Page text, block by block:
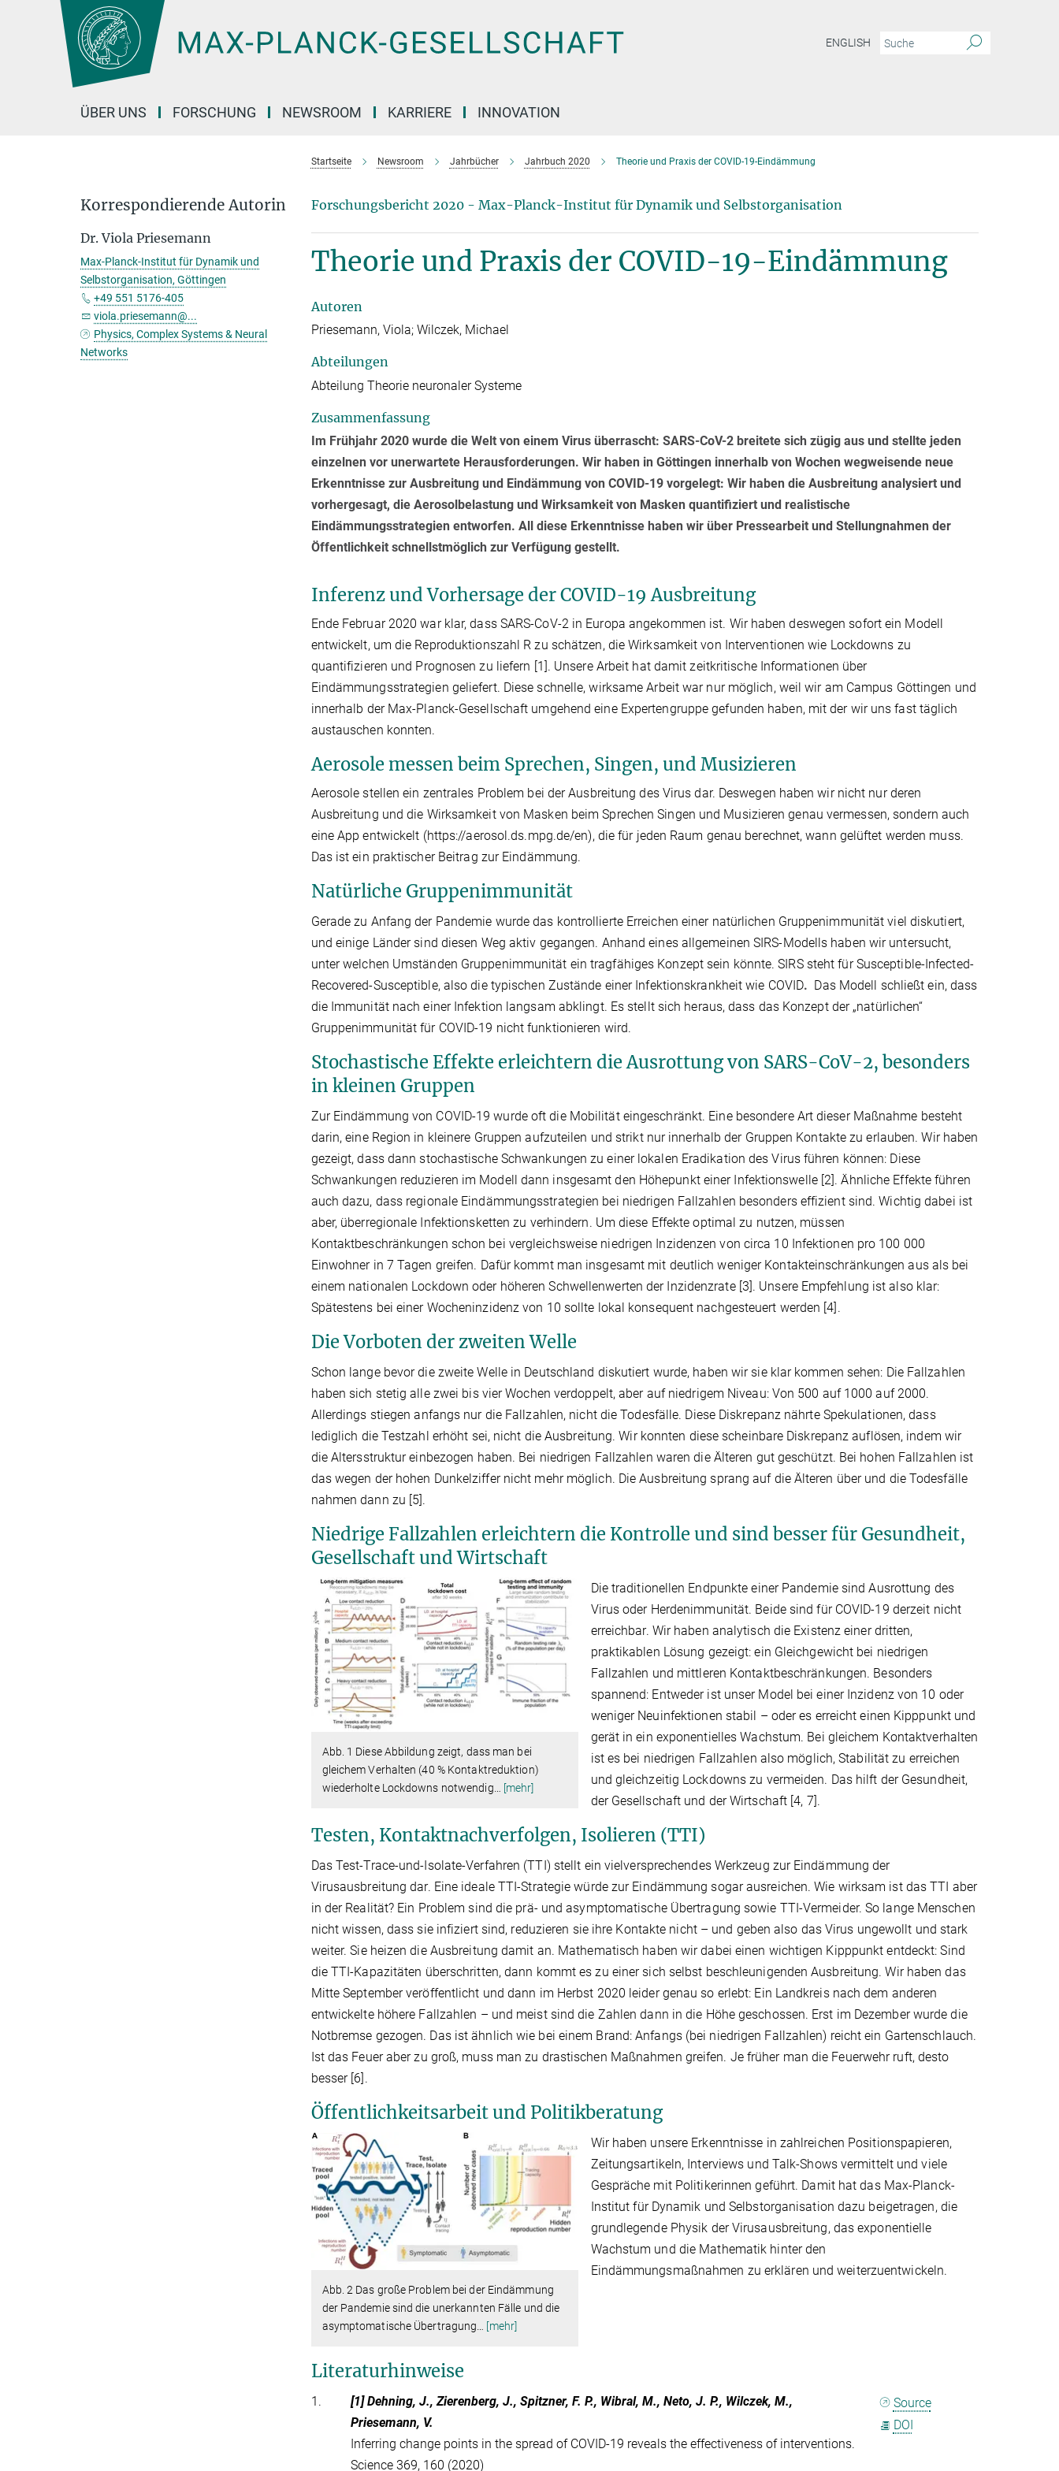
Hauptinhalt
ENGLISH
ÜBER UNS FORSCHUNG NEWSROOM KARRIERE INNOVATION
Startseite Newsroom Jahrbücher Jahrbuch 2020 Theorie und Praxis der COVID-19-Eindämmung
Forschungsbericht 2020 - Max-Planck-Institut für Dynamik und Selbstorganisation
Theorie und Praxis der COVID-19-Eindämmung
Autoren
Priesemann, Viola; Wilczek, Michael
Abteilungen
Abteilung Theorie neuronaler Systeme
Zusammenfassung
Im Frühjahr 2020 wurde die Welt von einem Virus überrascht: SARS-CoV-2 breitete sich zügig aus und stellte jeden
einzelnen vor unerwartete Herausforderungen. Wir haben in Göttingen innerhalb von Wochen wegweisende neue
Erkenntnisse zur Ausbreitung und Eindämmung von COVID-19 vorgelegt: Wir haben die Ausbreitung analysiert und
vorhergesagt, die Aerosolbelastung und Wirksamkeit von Masken quantifiziert und realistische
Eindämmungsstrategien entworfen. All diese Erkenntnisse haben wir über Pressearbeit und Stellungnahmen der
Öffentlichkeit schnellstmöglich zur Verfügung gestellt.
Inferenz und Vorhersage der COVID-19 Ausbreitung
Ende Februar 2020 war klar, dass SARS-CoV-2 in Europa angekommen ist. Wir haben deswegen sofort ein Modell
entwickelt, um die Reproduktionszahl R zu schätzen, die Wirksamkeit von Interventionen wie Lockdowns zu
quantifizieren und Prognosen zu liefern [1]. Unsere Arbeit hat damit zeitkritische Informationen über
Eindämmungsstrategien geliefert. Diese schnelle, wirksame Arbeit war nur möglich, weil wir am Campus Göttingen und
innerhalb der Max-Planck-Gesellschaft umgehend eine Expertengruppe gefunden haben, mit der wir uns fast täglich
austauschen konnten.
Aerosole messen beim Sprechen, Singen, und Musizieren
Aerosole stellen ein zentrales Problem bei der Ausbreitung des Virus dar. Deswegen haben wir nicht nur deren
Ausbreitung und die Wirksamkeit von Masken beim Sprechen Singen und Musizieren genau vermessen, sondern auch
eine App entwickelt (https://aerosol.ds.mpg.de/en), die für jeden Raum genau berechnet, wann gelüftet werden muss.
Das ist ein praktischer Beitrag zur Eindämmung.
Natürliche Gruppenimmunität
Gerade zu Anfang der Pandemie wurde das kontrollierte Erreichen einer natürlichen Gruppenimmunität viel diskutiert,
und einige Länder sind diesen Weg aktiv gegangen. Anhand eines allgemeinen SIRS-Modells haben wir untersucht,
unter welchen Umständen Gruppenimmunität ein tragfähiges Konzept sein könnte. SIRS steht für Susceptible-Infected-
Recovered-Susceptible, also die typischen Zustände einer Infektionskrankheit wie COVID. Das Modell schließt ein, dass
die Immunität nach einer Infektion langsam abklingt. Es stellt sich heraus, dass das Konzept der „natürlichen“
Gruppenimmunität für COVID-19 nicht funktionieren wird.
Stochastische Effekte erleichtern die Ausrottung von SARS-CoV-2, besonders
in kleinen Gruppen
Zur Eindämmung von COVID-19 wurde oft die Mobilität eingeschränkt. Eine besondere Art dieser Maßnahme besteht
darin, eine Region in kleinere Gruppen aufzuteilen und strikt nur innerhalb der Gruppen Kontakte zu erlauben. Wir haben
gezeigt, dass dann stochastische Schwankungen zu einer lokalen Eradikation des Virus führen können: Diese
Schwankungen reduzieren im Modell dann insgesamt den Höhepunkt einer Infektionswelle [2]. Ähnliche Effekte führen
auch dazu, dass regionale Eindämmungsstrategien bei niedrigen Fallzahlen besonders effizient sind. Wichtig dabei ist
aber, überregionale Infektionsketten zu verhindern. Um diese Effekte optimal zu nutzen, müssen
Kontaktbeschränkungen schon bei vergleichsweise niedrigen Inzidenzen von circa 10 Infektionen pro 100 000
Einwohner in 7 Tagen greifen. Dafür kommt man insgesamt mit deutlich weniger Kontakteinschränkungen aus als bei
einem nationalen Lockdown oder höheren Schwellenwerten der Inzidenzrate [3]. Unsere Empfehlung ist also klar:
Spätestens bei einer Wocheninzidenz von 10 sollte lokal konsequent nachgesteuert werden [4].
Die Vorboten der zweiten Welle
Schon lange bevor die zweite Welle in Deutschland diskutiert wurde, haben wir sie klar kommen sehen: Die Fallzahlen
haben sich stetig alle zwei bis vier Wochen verdoppelt, aber auf niedrigem Niveau: Von 500 auf 1000 auf 2000.
Allerdings stiegen anfangs nur die Fallzahlen, nicht die Todesfälle. Diese Diskrepanz nähr­­te Spekulationen, dass
lediglich die Testzahl erhöht sei, nicht die Ausbreitung. Wir konnten diese scheinbare Diskrepanz auflösen, indem wir
die Altersstruktur einbezogen haben. Bei niedrigen Fallzahlen waren die Älteren gut geschützt. Bei hohen Fallzahlen ist
das wegen der hohen Dunkelziffer nicht mehr möglich. Die Ausbreitung sprang auf die Älteren über und die Todesfälle
nahmen dann zu [5].
Niedrige Fallzahlen erleichtern die Kontrolle und sind besser für Gesundheit,
Gesellschaft und Wirtschaft
Abb. 1 Diese Abbildung zeigt, dass man bei
gleichem Verhalten (40 % Kontaktreduktion)
wiederholte Lockdowns notwendig
[mehr]
Die traditionellen Endpunkte einer Pandemie sind Ausrottung des
Virus oder Herdenimmunität. Beide sind für COVID-19 derzeit nicht
erreichbar. Wir haben analytisch die Existenz einer dritten,
praktikablen Lösung gezeigt: ein Gleichgewicht bei niedrigen
Fallzahlen und mittleren Kontaktbeschränkungen. Besonders
spannend: Entweder ist unser Model bei einer Inzidenz von 10 oder
weniger Neuinfektionen stabil – oder es erreicht einen Kipppunkt und
gerät in ein exponentielles Wachstum. Bei gleichem Kontaktverhalten
ist es bei niedrigen Fallzahlen also möglich, Stabilität zu erreichen
und gleichzeitig Lockdowns zu vermeiden. Das hilft der Gesundheit,
der Gesellschaft und der Wirtschaft [4, 7].
Testen, Kontaktnachverfolgen, Isolieren (TTI)
Das Test-Trace-und-Isolate-Verfahren (TTI) stellt ein vielversprechendes Werkzeug zur Eindämmung der
Virusausbreitung dar. Eine ideale TTI-Strategie würde zur Eindämmung sogar ausreichen. Wie wirksam ist das TTI aber
in der Realität? Ein Problem sind die prä- und asymptomatische Übertragung sowie TTI-Vermeider. So lange Menschen
nicht wissen, dass sie infiziert sind, reduzieren sie ihre Kontakte nicht – und geben also das Virus ungewollt und stark
weiter. Sie heizen die Ausbreitung damit an. Mathematisch haben wir dabei einen wichtigen Kipppunkt entdeckt: Sind
die TTI-Kapazitäten überschritten, dann kommt es zu einer sich selbst beschleunigenden Ausbreitung. Wir haben das
Mitte September veröffentlicht und dann im Herbst 2020 leider genau so erlebt: Ein Landkreis nach dem anderen
entwickelte höhere Fallzahlen – und meist sind die Zahlen dann in die Höhe geschossen. Erst im Dezember wurde die
Notbremse gezogen. Das ist ähnlich wie bei einem Brand: Anfangs (bei niedrigen Fallzahlen) reicht ein Gartenschlauch.
Ist das Feuer aber zu groß, muss man zu drastischen Maßnahmen greifen. Je früher man die Feuerwehr ruft, desto
besser [6].
Öffentlichkeitsarbeit und Politikberatung
Abb. 2 Das große Problem bei der Eindämmung
der Pandemie sind die unerkannten Fälle und die
asymptomatische Übertragung… [mehr]
Wir haben unsere Erkenntnisse in zahlreichen Positionspapieren,
Zeitungsartikeln, Interviews und Talk-Shows vermittelt und viele
Gespräche mit Politikerinnen geführt. Damit hat das Max-Planck-
Institut für Dynamik und Selbstorganisation dazu beigetragen, die
grundlegende Physik der Virusausbreitung, das exponentielle
Wachstum und die Mathematik hinter den
Eindämmungsmaßnahmen zu erklären und weiterzuentwickeln.
Literaturhinweise
1.
[1] Dehning, J., Zierenberg, J., Spitzner, F. P., Wibral, M., Neto, J. P., Wilczek, M.,
Priesemann, V.
Inferring change points in the spread of COVID-19 reveals the effectiveness of interventions.
Science 369, 160 (2020)
Source
DOI
Korrespondierende Autorin
Dr. Viola Priesemann
Max-Planck-Institut für Dynamik und
Selbstorganisation, Göttingen
+49 551 5176-405
viola.priesemann@...
Physics, Complex Systems & Neural
Networks